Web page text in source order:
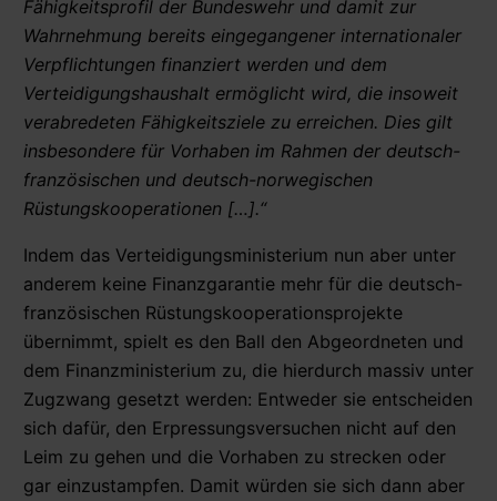
Fähigkeitsprofil der Bundeswehr und damit zur
Wahrnehmung bereits eingegangener internationaler
Verpflichtungen finanziert werden und dem
Verteidigungshaushalt ermöglicht wird, die insoweit
verabredeten Fähigkeitsziele zu erreichen. Dies gilt
insbesondere für Vorhaben im Rahmen der deutsch-
französischen und deutsch-norwegischen
Rüstungskooperationen […].“
Indem das Verteidigungsministerium nun aber unter
anderem keine Finanzgarantie mehr für die deutsch-
französischen Rüstungskooperationsprojekte
übernimmt, spielt es den Ball den Abgeordneten und
dem Finanzministerium zu, die hierdurch massiv unter
Zugzwang gesetzt werden: Entweder sie entscheiden
sich dafür, den Erpressungsversuchen nicht auf den
Leim zu gehen und die Vorhaben zu strecken oder
gar einzustampfen. Damit würden sie sich dann aber